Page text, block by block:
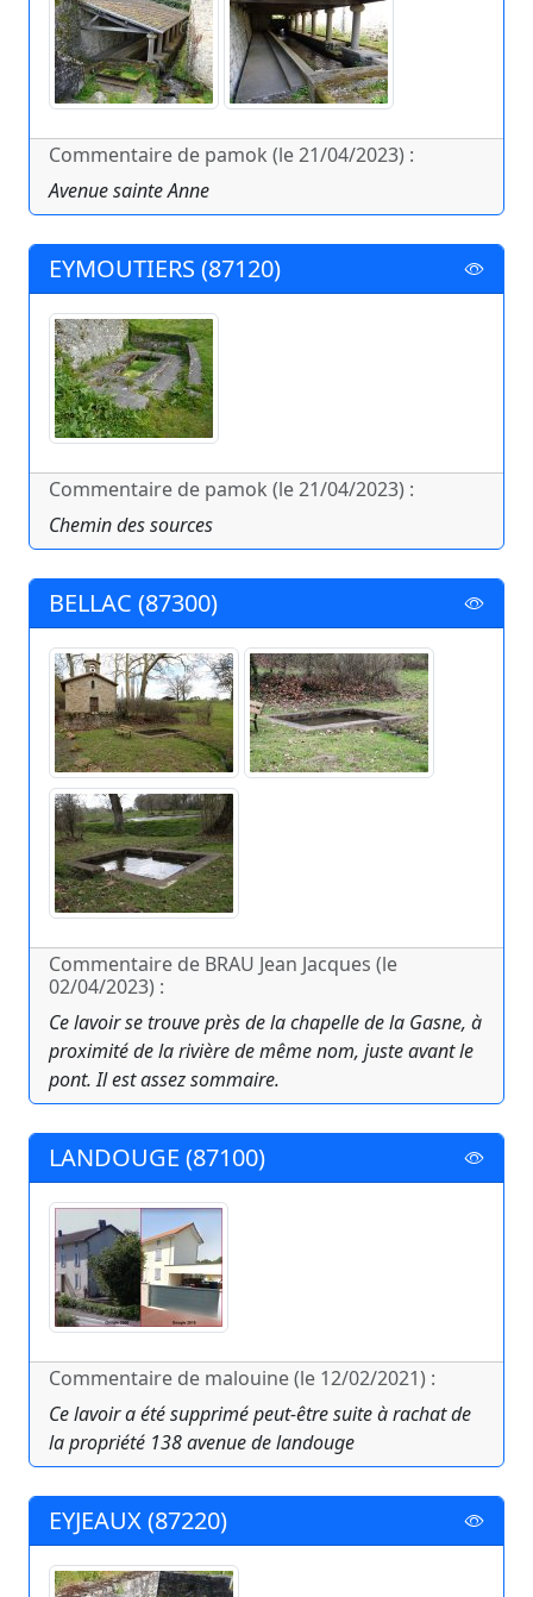
Commentaire de pamok (le 21/04/2023) :
Avenue sainte Anne
EYMOUTIERS (87120)
Commentaire de pamok (le 21/04/2023) :
Chemin des sources
BELLAC (87300)
Commentaire de BRAU Jean Jacques (le
02/04/2023) :
Ce lavoir se trouve près de la chapelle de la Gasne, à
proximité de la rivière de même nom, juste avant le
pont. Il est assez sommaire.
LANDOUGE (87100)
Commentaire de malouine (le 12/02/2021) :
Ce lavoir a été supprimé peut-être suite à rachat de
la propriété 138 avenue de landouge
EYJEAUX (87220)